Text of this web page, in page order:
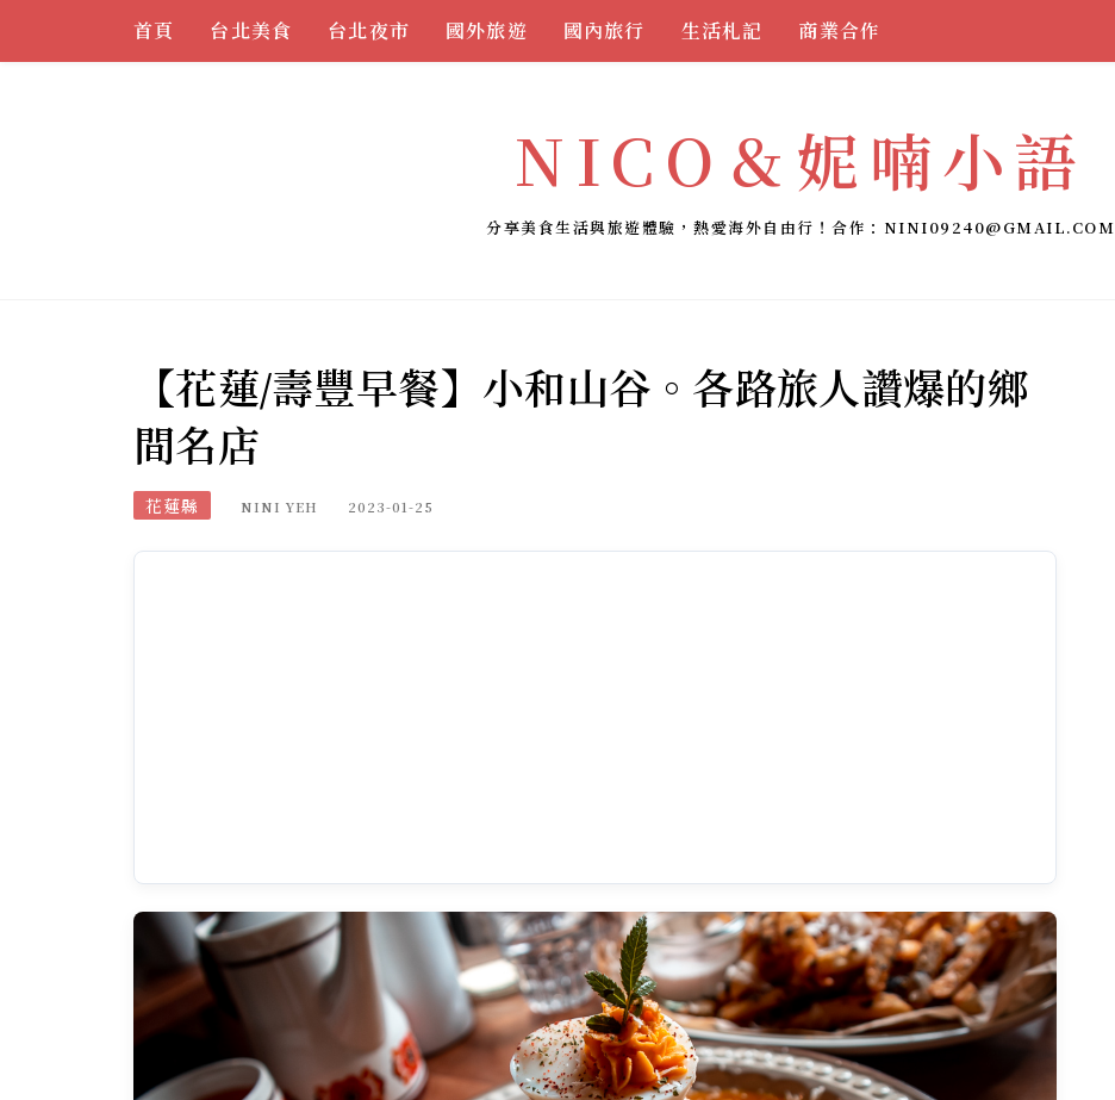
首頁 台北美食 台北夜市 國外旅遊 國內旅行 生活札記 商業合作
NICO＆妮喃小語
分享美食生活與旅遊體驗，熱愛海外自由行！合作： NINI09240@GMAIL.COM
【花蓮/壽豐早餐】小和山谷。各路旅人讚爆的鄉
間名店
花蓮縣 NINI YEH 2023-01-25